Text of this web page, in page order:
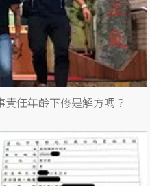
任年齡下修是解方嗎？